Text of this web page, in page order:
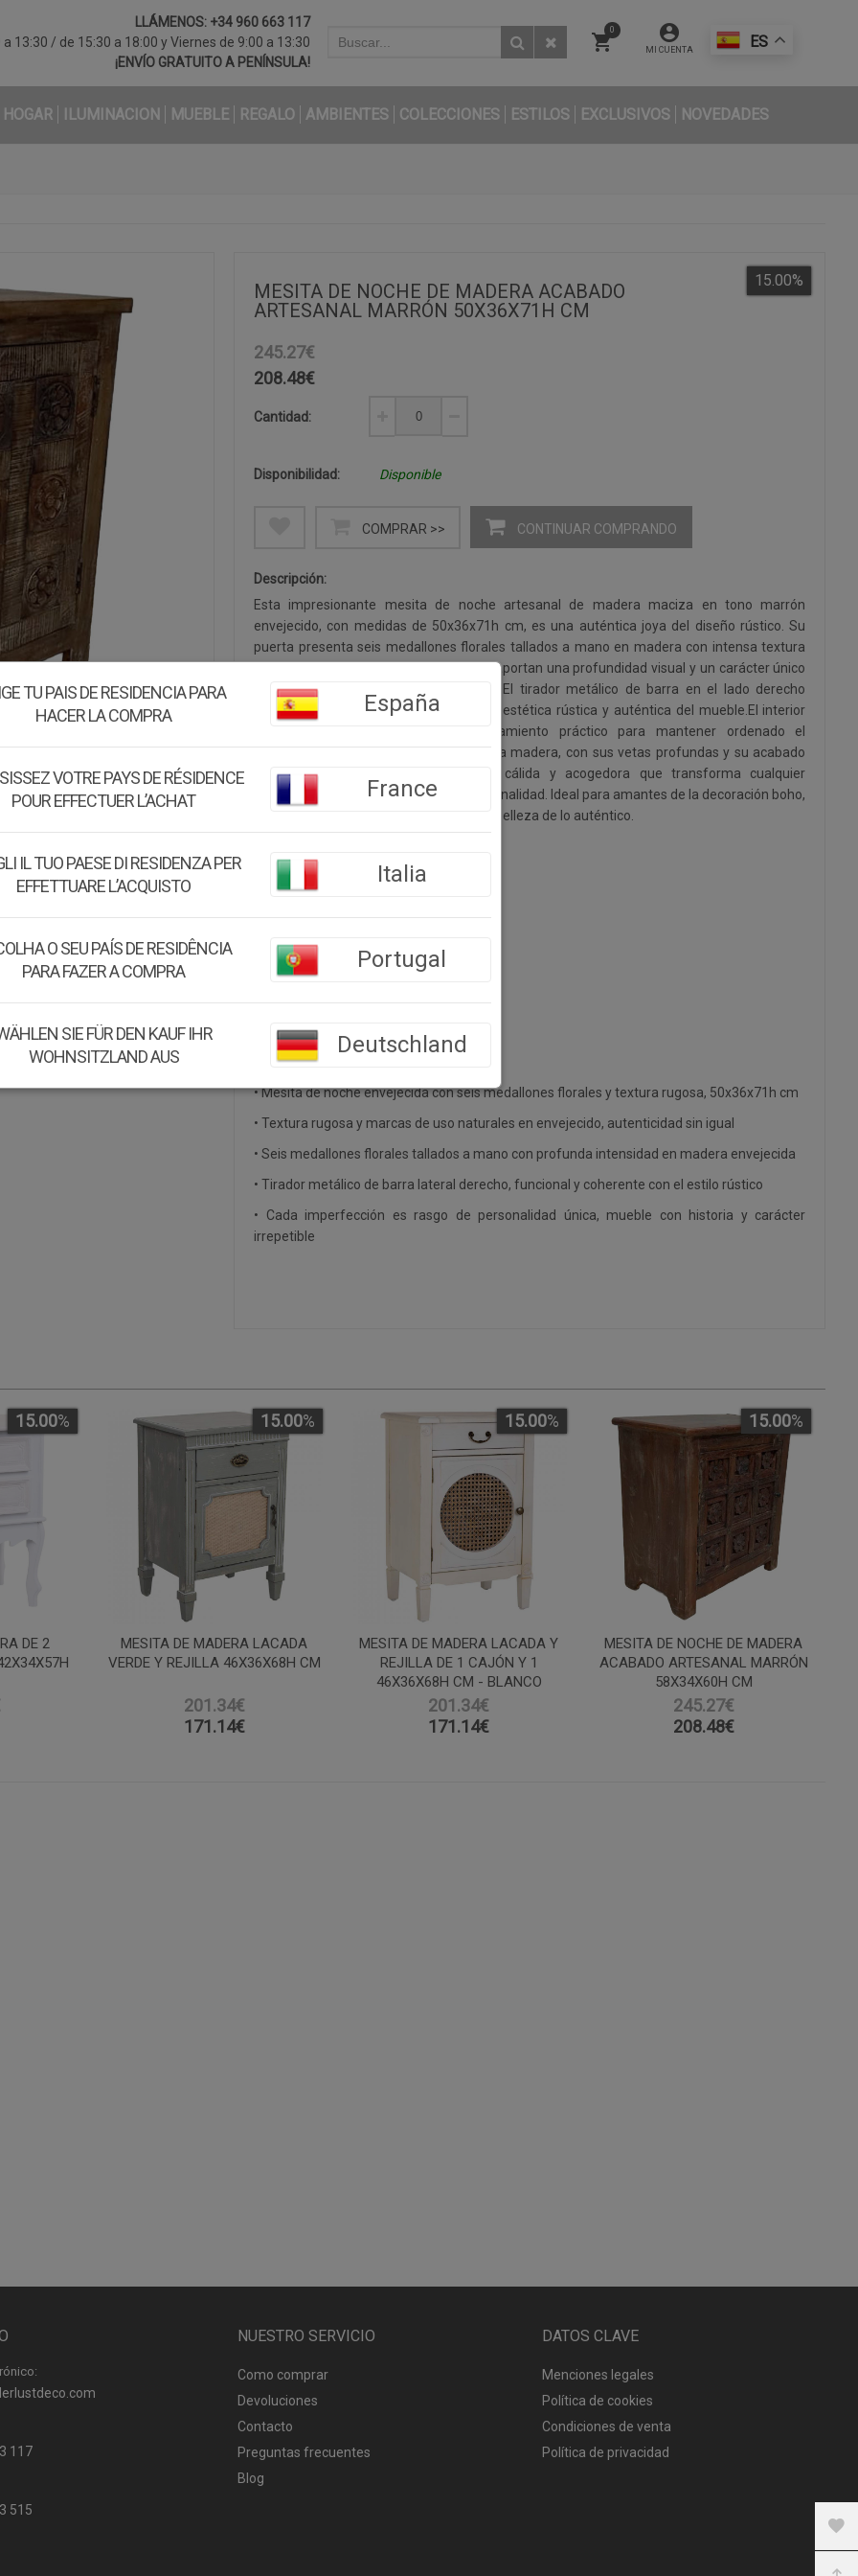
LLÁMENOS: +34 960 663 117
a 13:30 / de 15:30 a 18:00 y Viernes de 9:00 a 13:30
¡ENVÍO GRATUITO A PENÍNSULA!
ES
MI CUENTA
0
HOGAR ILUMINACION MUEBLE REGALO AMBIENTES COLECCIONES ESTILOS EXCLUSIVOS NOVEDADES
MESITA DE NOCHE DE MADERA ACABADO
ARTESANAL MARRÓN 50X36X71H CM
245.27€
15.00%
208.48€
Cantidad:
Disponibilidad: Disponible
COMPRAR >> CONTINUAR COMPRANDO
Descripción:
Esta impresionante mesita de noche artesanal de madera maciza en tono marrón
envejecido, con medidas de 50x36x71h cm, es una auténtica joya del diseño rústico. Su
puerta presenta seis medallones florales tallados a mano en madera con intensa textura
rugosa y marcas naturales de uso, que aportan una profundidad visual y un carácter único
imposibles de replicar industrialmente. El tirador metálico de barra en el lado derecho
ofrece un agarre cómodo y refuerza la estética rústica y auténtica del mueble.El interior
proporciona un espacio de almacenamiento práctico para mantener ordenado el
dormitorio. La superficie envejecida de la madera, con sus vetas profundas y su acabado
marrón natural, crea una atmósfera cálida y acogedora que transforma cualquier
dormitorio en un refugio de estilo y personalidad. Ideal para amantes de la decoración boho,
étnica, vintage y natural que aprecian la belleza de lo auténtico.
Medidas: 50x36x71h cm
Montaje:
Color:
Acerca de este producto:
• Mesita de noche envejecida con seis medallones florales y textura rugosa, 50x36x71h cm
• Textura rugosa y marcas de uso naturales en envejecido, autenticidad sin igual
• Seis medallones florales tallados a mano con profunda intensidad en madera envejecida
• Tirador metálico de barra lateral derecho, funcional y coherente con el estilo rústico
• Cada imperfección es rasgo de personalidad única, mueble con historia y carácter
irrepetible
DE 2
15.00%
MESITA DE MADERA LACADA
VERDE Y REJILLA 46X36X68H CM
201.34€
15.00%
171.14€
MESITA DE MADERA LACADA Y
REJILLA DE 1 CAJÓN Y 1
46X36X68H CM - BLANCO
201.34€
15.00%
171.14€
MESITA DE NOCHE DE MADERA
ACABADO ARTESANAL MARRÓN
58X34X60H CM
245.27€
15.00%
208.48€
117
515
NUESTRO SERVICIO
Como comprar
Devoluciones
Contacto
Preguntas frecuentes
Blog
DATOS CLAVE
Menciones legales
Política de cookies
Condiciones de venta
Política de privacidad
TU PAIS DE RESIDENCIA PARA
HACER LA COMPRA
España
VOTRE PAYS DE RÉSIDENCE
POUR EFFECTUER L’ACHAT
France
IL TUO PAESE DI RESIDENZA PER
EFFETTUARE L’ACQUISTO
Italia
O SEU PAÍS DE RESIDÊNCIA
PARA FAZER A COMPRA
Portugal
SIE FÜR DEN KAUF IHR
WOHNSITZLAND AUS
Deutschland